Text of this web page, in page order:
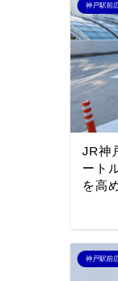
神戸駅前
JR神
ート
を高
神戸駅前